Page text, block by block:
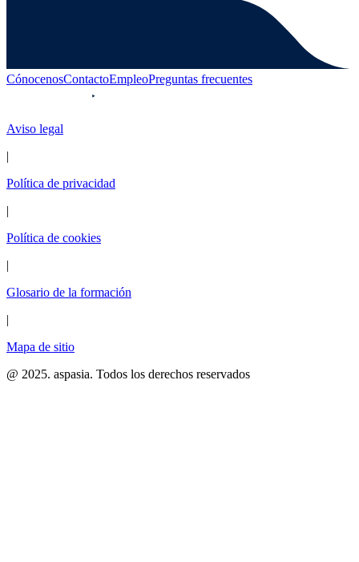
CónocenosContactoEmpleoPreguntas frecuentes
Aviso legal
|
Política de privacidad
|
Política de cookies
|
Glosario de la formación
|
Mapa de sitio
@ 2025. aspasia. Todos los derechos reservados